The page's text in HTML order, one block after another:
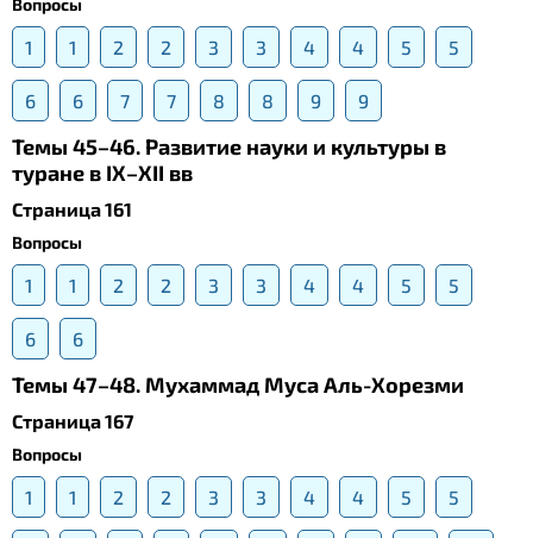
Вопросы
1 1 2 2 3 3 4 4 5 5
6 6 7 7 8 8 9 9
Темы 45–46. Развитие науки и культуры в
туране в IX–XII вв
Страница 161
Вопросы
1 1 2 2 3 3 4 4 5 5
6 6
Темы 47–48. Мухаммад Муса Аль-Хорезми
Страница 167
Вопросы
1 1 2 2 3 3 4 4 5 5